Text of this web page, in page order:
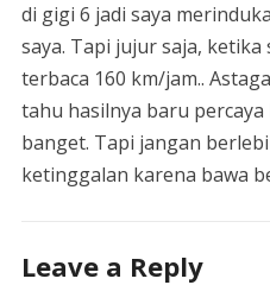
di gigi 6 jadi saya
saya. Tapi jujur ​​saja,
terbaca 160 km/jam..
tahu hasilnya baru
banget. Tapi jangan
ketinggalan karena bawa
Leave a Reply